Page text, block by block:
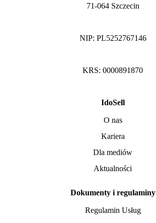
71-064 Szczecin
NIP: PL5252767146
KRS: 0000891870
IdoSell
O nas
Kariera
Dla mediów
Aktualności
Dokumenty i regulaminy
Regulamin Usług